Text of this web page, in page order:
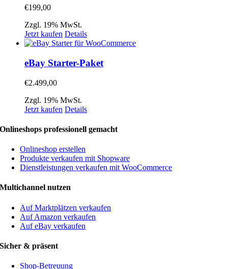
€199,00
Zzgl. 19% MwSt.
Jetzt kaufen Details
eBay Starter-Paket
€2.499,00
Zzgl. 19% MwSt.
Jetzt kaufen Details
Onlineshops professionell gemacht
Onlineshop erstellen
Produkte verkaufen mit Shopware
Dienstleistungen verkaufen mit WooCommerce
Multichannel nutzen
Auf Marktplätzen verkaufen
Auf Amazon verkaufen
Auf eBay verkaufen
Sicher & präsent
Shop-Betreuung